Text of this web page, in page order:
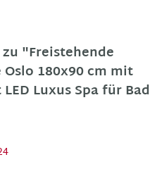
"Freistehende
180x90 cm mit
Luxus Spa für Bad